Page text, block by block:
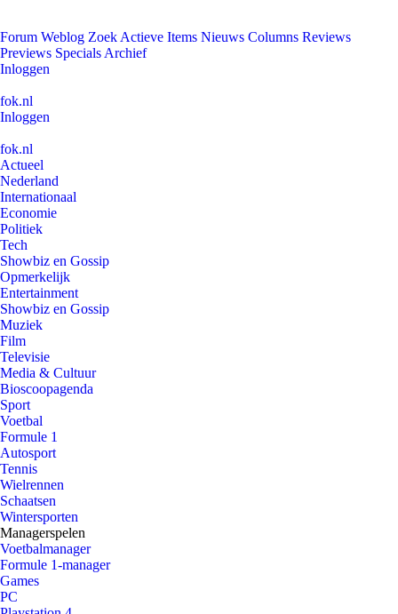
Forum Weblog Zoek Actieve Items Nieuws Columns Reviews
Previews Specials Archief
Inloggen
fok.nl
Inloggen
fok.nl
Actueel
Nederland
Internationaal
Economie
Politiek
Tech
Showbiz en Gossip
Opmerkelijk
Entertainment
Showbiz en Gossip
Muziek
Film
Televisie
Media & Cultuur
Bioscoopagenda
Sport
Voetbal
Formule 1
Autosport
Tennis
Wielrennen
Schaatsen
Wintersporten
Managerspelen
Voetbalmanager
Formule 1-manager
Games
PC